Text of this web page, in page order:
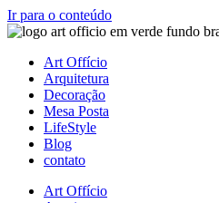
Ir para o conteúdo
Art Offício
Arquitetura
Decoração
Mesa Posta
LifeStyle
Blog
contato
Art Offício